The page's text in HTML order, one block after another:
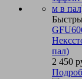
пал)
2 450